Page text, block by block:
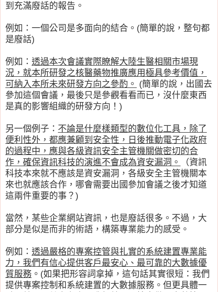
到充滿廢話的報告。
例如：一個公司是多面向的結合。(簡單的說，整句都
是廢話)
例如： 透過本次會議實際瞭解大陸生醫相關市場現
況，就本所研發之核醫藥物推廣應用極具參考價值，
可納入本所未來研發方向之參酌。 (簡單的說，出國去
參加這個會議，最後只是參觀看看而已，沒什麼東西
是真的影響組織的研發方向！)
另一個例子： 不論是什麼樣類型的數位化工具，除了
便利性外，都應兼顧到安全性，日後推動電子化政府
的過程中，應與各級資訊安全主管機關做密切的合
作，確保資訊科技的演進不會成為資安漏洞。
（資訊
科技本來就不應該是資安漏洞，各級安全主管機關本
來也就應該合作，哪會需要出國參加會議之後才知道
這兩件重要的事？)
當然，某些企業網站資訊，也是廢話很多。不過，大
部分是似是而非的術語，構築專業能力的感受。
例如： 透過嚴格的專案控管與扎實的系統建置專業能
力，我們有信心提供客戶最安心、最可靠的大數據優
質服務 。(如果把形容詞拿掉，這句話其實很短：我們
提供專案控制和系統建置的大數據服務。但更具體一